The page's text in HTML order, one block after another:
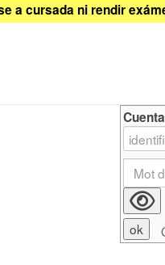
a cursada ni rendir